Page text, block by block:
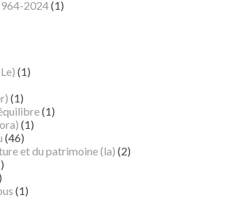
2024(1)
(1)
(1)
(1)
(1)
(46)
et du patrimoine (la) (2)
(1)